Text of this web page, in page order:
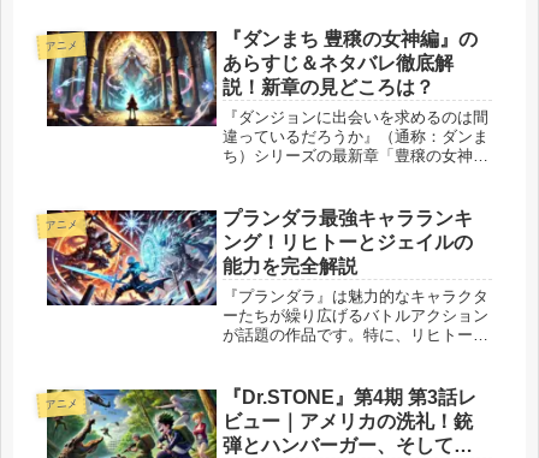
アニメ
『ダンまち 豊穣の女神編』の
あらすじ＆ネタバレ徹底解
説！新章の見どころは？
『ダンジョンに出会いを求めるのは間
違っているだろうか』（通称：ダンま
ち）シリーズの最新章「豊穣の女神
な試練に挑む姿や、彼を支える仲間た
ちとの絆が描かれ、ファンタジーとド
ラマ...
アニメ
プランダラ最強キャラランキ
ング！リヒトーとジェイルの
能力を完全解説
『プランダラ』は魅力的なキャラクタ
ーたちが繰り広げるバトルアクション
が話題の作品です。特に、リヒトーや
は、プランダラの最強キャラクターを
ランキング形式でご紹介し、それぞれ
の...
アニメ
『Dr.STONE』第4期 第3話レ
ビュー｜アメリカの洗礼！銃
弾とハンバーガー、そして復